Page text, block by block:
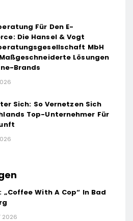
Für Den E-
Die Hansel & Vogt
MbH
Lösungen
Brands
Sich: So Vernetzen Sich
Top-Unternehmer Für
„Coffee With A Cop“ In Bad
2026